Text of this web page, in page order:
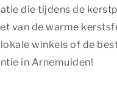
die tijdens de
de warme
winkels of de
in Arnemuiden!